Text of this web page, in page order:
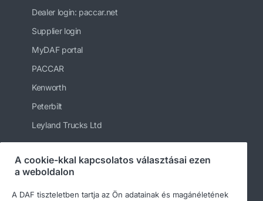
Dealer login: paccar.net
Supplier login
MyDAF portal
PACCAR
Kenworth
Peterbilt
Leyland Trucks Ltd
Kövessen bennünket
A cookie-kkal kapcsolatos választásai ezen
a weboldalon
A DAF tiszteletben tartja az Ön adatainak és magánéletének